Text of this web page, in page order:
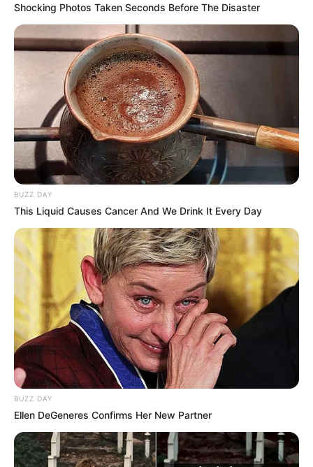
Shocking Photos Taken Seconds Before The Disaster
BUZZ DAY
This Liquid Causes Cancer And We Drink It Every Day
BUZZ DAY
Ellen DeGeneres Confirms Her New Partner